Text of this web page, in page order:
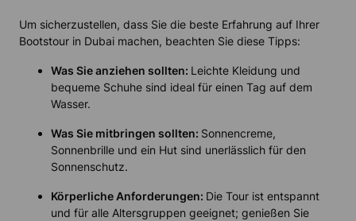
Um sicherzustellen, dass Sie die beste Erfahrung auf Ihrer
Bootstour in Dubai machen, beachten Sie diese Tipps:
Was Sie anziehen sollten: Leichte Kleidung und
bequeme Schuhe sind ideal für einen Tag auf dem
Wasser.
Was Sie mitbringen sollten: Sonnencreme,
Sonnenbrille und ein Hut sind unerlässlich für den
Sonnenschutz.
Körperliche Anforderungen: Die Tour ist entspannt
und für alle Altersgruppen geeignet; genießen Sie